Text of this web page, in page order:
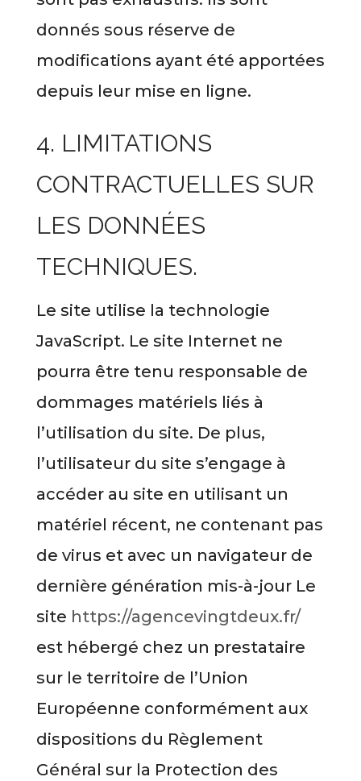
donnés sous réserve de
modifications ayant été apportées
depuis leur mise en ligne.
4. LIMITATIONS
CONTRACTUELLES SUR
LES DONNÉES
TECHNIQUES.
Le site utilise la technologie
JavaScript. Le site Internet ne
pourra être tenu responsable de
dommages matériels liés à
l’utilisation du site. De plus,
l’utilisateur du site s’engage à
accéder au site en utilisant un
matériel récent, ne contenant pas
de virus et avec un navigateur de
dernière génération mis-à-jour Le
site https://agencevingtdeux.fr/
est hébergé chez un prestataire
sur le territoire de l’Union
Européenne conformément aux
dispositions du Règlement
Général sur la Protection des